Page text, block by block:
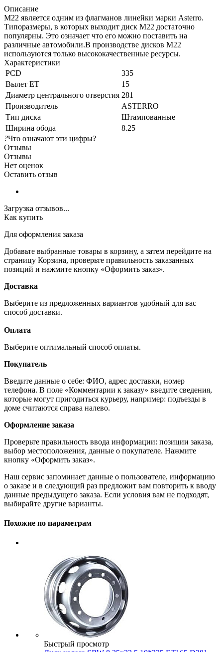
Описание
М22 является одним из флагманов линейки марки Asterro.
Типоразмеры, в которых выходит диск M22 достаточно
популярны. Это означает что его можно поставить на
различные автомобили.В производстве дисков M22
используются только высококачественные ресурсы.
Характеристики
PCD
335
Вылет ET
15
Диаметр центрального отверстия 281
Производитель
ASTERRO
Тип диска
Штампованные
Ширина обода
8.25
?Что означают эти цифры?
Отзывы
Отзывы
Нет оценок
Оставить отзыв
Загрузка отзывов...
Как купить
Для оформления заказа
Добавьте выбранные товары в корзину, а затем перейдите на
страницу Корзина, проверьте правильность заказанных
позиций и нажмите кнопку «Оформить заказ».
Доставка
Выберите из предложенных вариантов удобный для вас
способ доставки.
Оплата
Выберите оптимальный способ оплаты.
Покупатель
Введите данные о себе: ФИО, адрес доставки, номер
телефона. В поле «Комментарии к заказу» введите сведения,
которые могут пригодиться курьеру, например: подъезды в
доме считаются справа налево.
Оформление заказа
Проверьте правильность ввода информации: позиции заказа,
выбор местоположения, данные о покупателе. Нажмите
кнопку «Оформить заказ».
Наш сервис запоминает данные о пользователе, информацию
о заказе и в следующий раз предложит вам повторить к вводу
данные предыдущего заказа. Если условия вам не подходят,
выбирайте другие варианты.
Похожие по параметрам
Быстрый просмотр